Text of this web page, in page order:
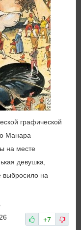
графической
Манара
на месте
девушка,
выбросило на
+7